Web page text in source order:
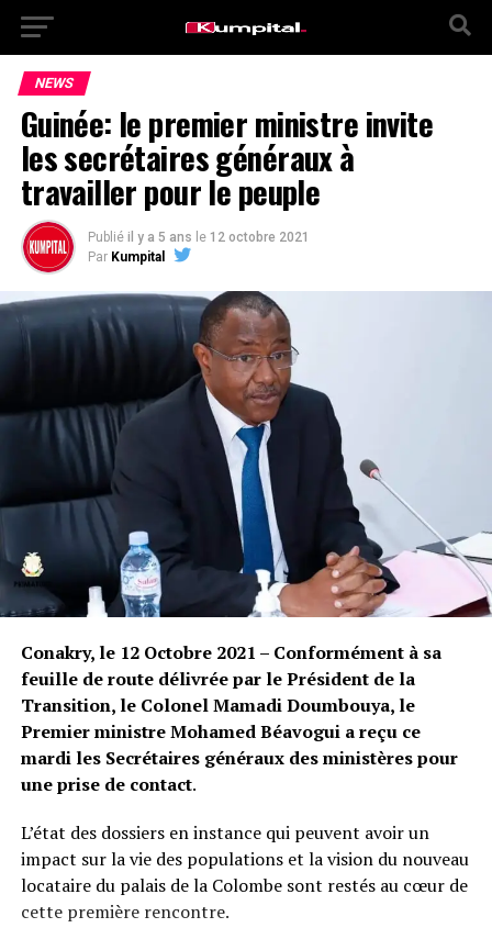
NEWS
Guinée: le premier ministre invite
les secrétaires généraux à
travailler pour le peuple
Publié il y a 5 ans le 12 octobre 2021
Par Kumpital
Conakry, le 12 Octobre 2021 – Conformément à sa
feuille de route délivrée par le Président de la
Transition, le Colonel Mamadi Doumbouya, le
Premier ministre Mohamed Béavogui a reçu ce
mardi les Secrétaires généraux des ministères pour
une prise de contact.
L’état des dossiers en instance qui peuvent avoir un
impact sur la vie des populations et la vision du nouveau
locataire du palais de la Colombe sont restés au cœur de
cette première rencontre.